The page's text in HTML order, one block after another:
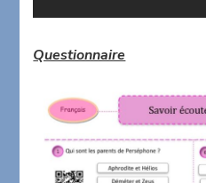
Questionnaire